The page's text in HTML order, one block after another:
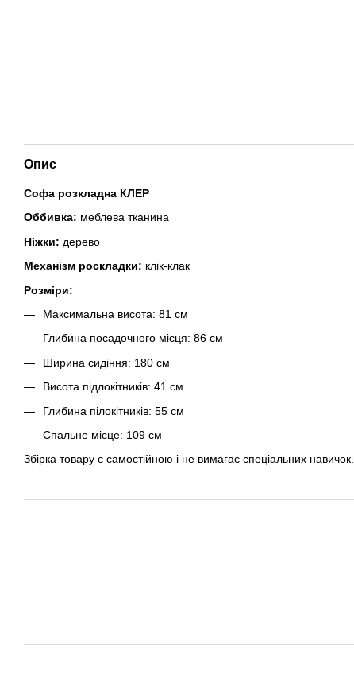
Опис
Софа розкладна КЛЕР
Оббивка: меблева тканина
Ніжки: дерево
Механізм роскладки: клік-клак
Розміри:
Максимальна висота: 81 см
Глибина посадочного місця: 86 см
Ширина сидіння: 180 см
Висота підлокітників: 41 см
Глибина пілокітників: 55 см
Спальне місце: 109 см
Збірка товару є самостійною і не вимагає спеціальних навичок.